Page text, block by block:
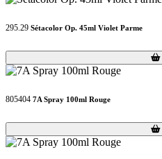
295.29 Sétacolor Op. 45ml Violet Parme
Loading...
Loading...
805404 7A Spray 100ml Rouge
Loading...
Loading...